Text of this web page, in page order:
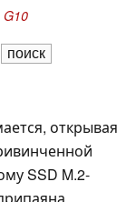
открывая
SSD M.2-